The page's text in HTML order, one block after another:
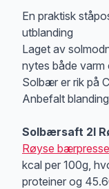
En praktisk
utblanding
Laget av
nytes både varm
Solbær er rik på
Anbefalt
Solbærsaft 2l
Røyse
kcal per 100g,
proteiner og